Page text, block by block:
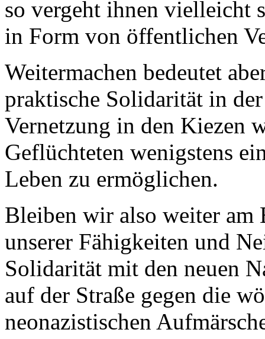
so vergeht ihnen vielleicht
in Form von öffentlichen
Weitermachen bedeutet
praktische Solidarität in
Vernetzung in den Kiezen
Geflüchteten wenigstens
Leben zu ermöglichen.
Bleiben wir also weiter am
unserer Fähigkeiten und
Solidarität mit den neuen
auf der Straße gegen die
neonazistischen